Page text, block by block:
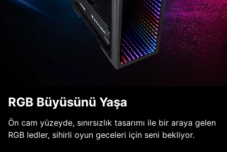
RGB Büyüsünü Yaşa
Ön cam yüzeyde, sınırsızlık tasarımı ile bir araya gelen
RGB ledler, sihirli oyun geceleri için seni bekliyor.